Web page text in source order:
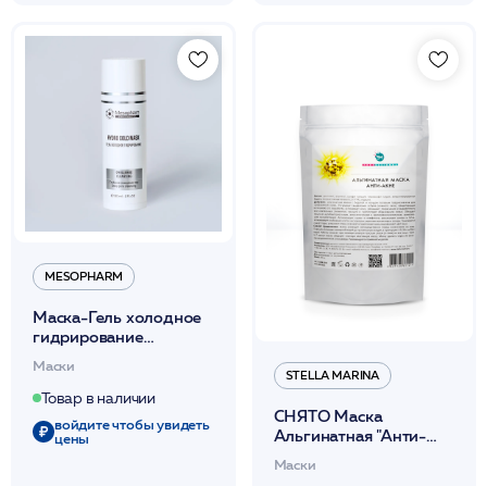
MESOPHARM
Маска-Гель холодное
гидрирование
подготавливающая
150мл /HYDRO:COLD
MASK /MESOPHARM
Маски
Товар в наличии
войдите чтобы увидеть
цены
STELLA MARINA
СНЯТО Маска
Альгинатная "Анти-
Marina*
Маски